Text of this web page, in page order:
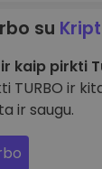
su
kaip pirkti
TURBO ir
ir saugu.